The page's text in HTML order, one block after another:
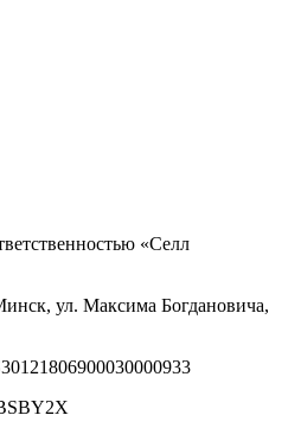
«Селл
ул. Максима Богдановича,